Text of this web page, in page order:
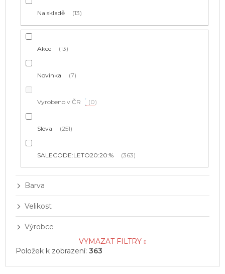
Na skladě 13
Akce 13
Novinka 7
Vyrobeno v ČR 0
Sleva 251
SALECODE:LETO20:20:% 363
Barva
Velikost
Výrobce
VYMAZAT FILTRY
Položek k zobrazení: 363